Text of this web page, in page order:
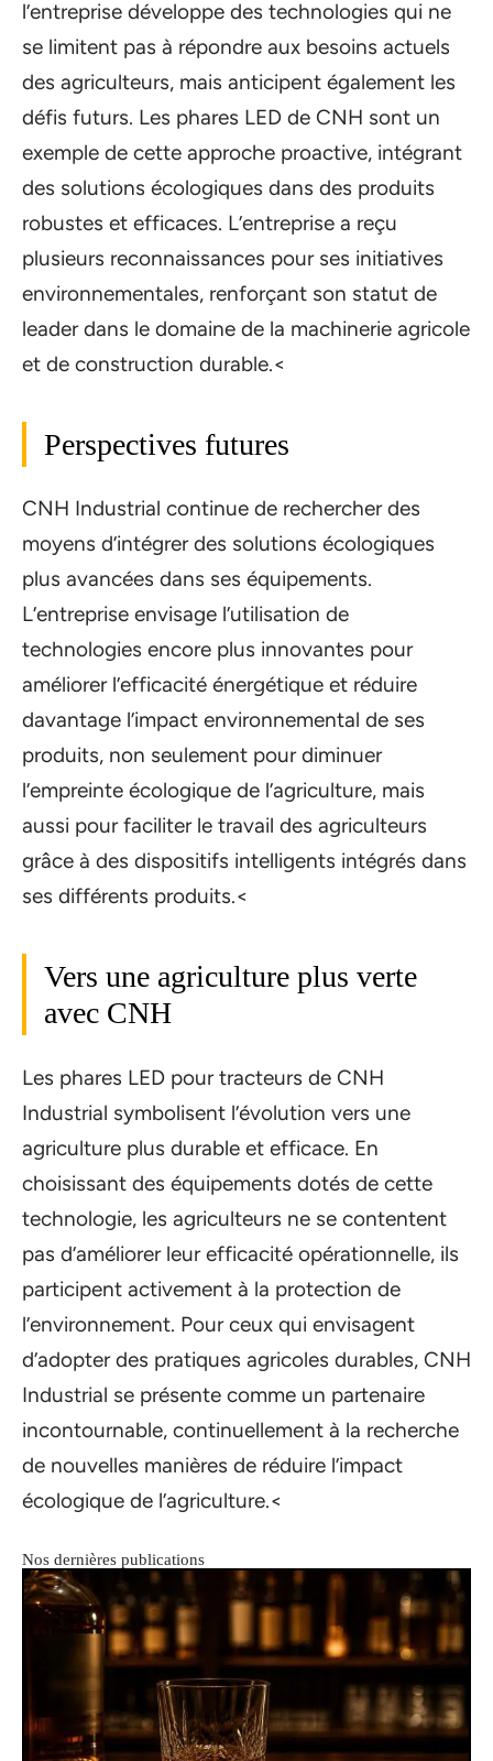
l’entreprise développe des technologies qui ne
se limitent pas à répondre aux besoins actuels
des agriculteurs, mais anticipent également les
défis futurs. Les phares LED de CNH sont un
exemple de cette approche proactive, intégrant
des solutions écologiques dans des produits
robustes et efficaces. L’entreprise a reçu
plusieurs reconnaissances pour ses initiatives
environnementales, renforçant son statut de
leader dans le domaine de la machinerie agricole
et de construction durable.<
Perspectives futures
CNH Industrial continue de rechercher des
moyens d’intégrer des solutions écologiques
plus avancées dans ses équipements.
L’entreprise envisage l’utilisation de
technologies encore plus innovantes pour
améliorer l’efficacité énergétique et réduire
davantage l’impact environnemental de ses
produits, non seulement pour diminuer
l’empreinte écologique de l’agriculture, mais
aussi pour faciliter le travail des agriculteurs
grâce à des dispositifs intelligents intégrés dans
ses différents produits.<
Vers une agriculture plus verte
avec CNH
Les phares LED pour tracteurs de CNH
Industrial symbolisent l’évolution vers une
agriculture plus durable et efficace. En
choisissant des équipements dotés de cette
technologie, les agriculteurs ne se contentent
pas d’améliorer leur efficacité opérationnelle, ils
participent activement à la protection de
l’environnement. Pour ceux qui envisagent
d’adopter des pratiques agricoles durables, CNH
Industrial se présente comme un partenaire
incontournable, continuellement à la recherche
de nouvelles manières de réduire l’impact
écologique de l’agriculture.<
Nos dernières publications